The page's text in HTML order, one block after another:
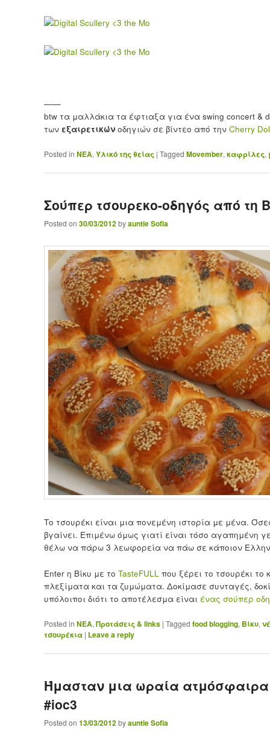
——
btw τα μαλλάκια τα έφτιαξα για ένα swing concert &
των εξαιρετικών οδηγιών σε βίντεο από την Cherry
Posted in ΝΕΑ, Υλικό της θείας | Tagged Movember, καφρίλες,
Σούπερ τσουρεκο-οδηγός από τη
Posted on 30/03/2012byauntie Sofia
Το τσουρέκι είναι μια πονεμένη ιστορία με μένα.
βγαίνει. Επιμένω όμως γιατί είναι τόσο αγαπημένη
θέλω να πάρω 3 λεωφορεία να πάω σε κάποιον
Enter η Βίκυ με το TasteFULL που ξέρει το τσουρέκι
πλεξίματα και τα ζυμώματα. Δοκίμασε συνταγές,
υπόλοιποι διότι το αποτέλεσμα είναι ένας σούπερ
Posted in ΝΕΑ, Προτάσεις & links | Tagged food blogging, Βίκυ,
τσουρέκια | Leave a reply
Ήμασταν μια ωραία ατμόσφαιρα
#ioc3
Posted on 13/03/2012byauntie Sofia